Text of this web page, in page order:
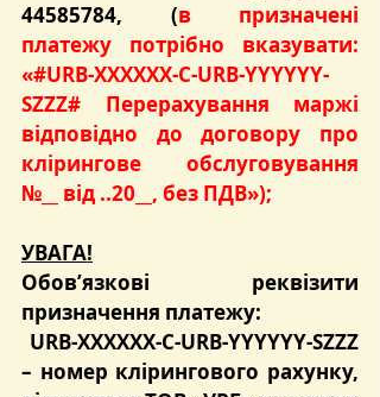
44585784, (в призначені
платежу потрібно вказувати:
«#URB-XXXXXX-C-URB-YYYYYY-
SZZZ# Перерахування маржі
відповідно до договору про
клірингове обслуговування
№__ від ..20__, без ПДВ»);
УВАГА!
Обов’язкові реквізити
призначення платежу:
URB-XXXXXX-C-URB-YYYYYY-SZZZ
– номер клірингового рахунку,